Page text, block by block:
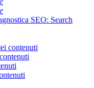
SEO: Search
contenuti